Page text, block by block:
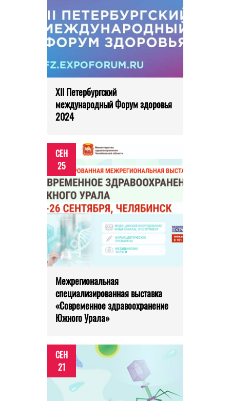
XII Петербургский
международный Форум здоровья
2024
СЕН
25
Межрегиональная
специализированная выставка
«Современное здравоохранение
Южного Урала»
СЕН
21